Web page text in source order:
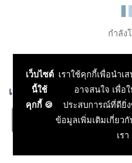
กำลัง
เกมส์ที่เกี่ยวข้อง
ArcheAge
RPG, MMO, Open
เว็บไซต์
นี้ใช้
คุกกี้ 🍪
เราใช้คุกกี้เพื่อนำเ
อาจสนใจ เพื่อ
ประสบการณ์ที่ดียิ่
ข้อมูลเพิ่มเติมเกี่ยว
เรา